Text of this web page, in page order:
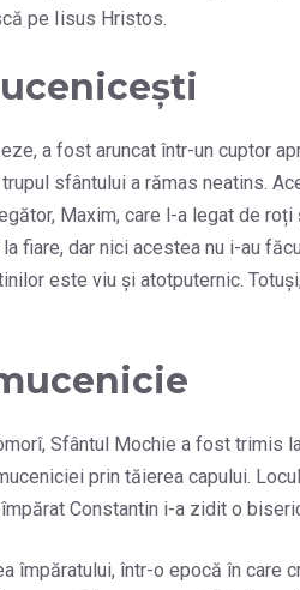
pe Iisus Hristos.
a fost aruncat într-un cuptor
sfântului a rămas neatins.
Maxim, care l-a legat de
fiare, dar nici acestea nu i-au
este viu și atotputernic.
Sfântul Mochie a fost trimis
prin tăierea capului.
Constantin i-a zidit o
împăratului, într-o epocă în care